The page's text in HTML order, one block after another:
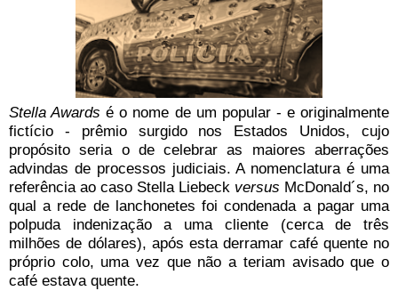
Stella Awardsé o nome de um popular - e originalmente
fictício - prêmio surgido nos Estados Unidos, cujo
propósito seria o de celebrar as maiores aberrações
advindas de processos judiciais. A nomenclatura é uma
referência ao caso Stella Liebeck versus McDonald´s, no
qual a rede de lanchonetes foi condenada a pagar uma
polpuda indenização a uma cliente (cerca de três
milhões de dólares), após esta derramar café quente no
próprio colo, uma vez que não a teriam avisado que o
café estava quente.